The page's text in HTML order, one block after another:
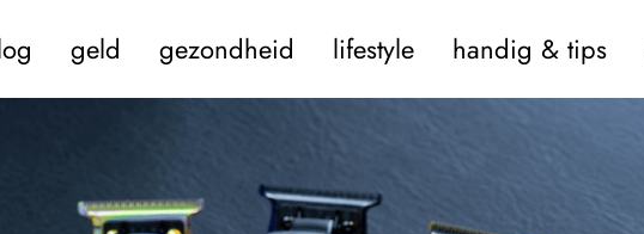
geld gezondheid lifestyle handig & tips